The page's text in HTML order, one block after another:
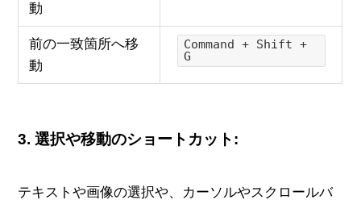
動
前の一致箇所へ移
動
Command + Shift +
G
3.選択や移動のショートカット:
テキストや画像の選択や、カーソルやスクロールバ